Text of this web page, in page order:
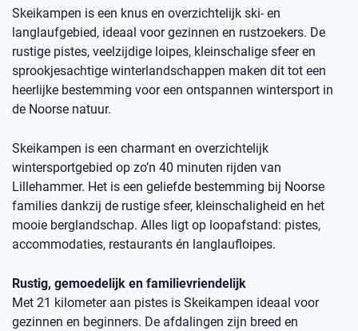
Skeikampen is een knus en overzichtelijk ski- en
langlaufgebied, ideaal voor gezinnen en rustzoekers. De
rustige pistes, veelzijdige loipes, kleinschalige sfeer en
sprookjesachtige winterlandschappen maken dit tot een
heerlijke bestemming voor een ontspannen wintersport in
de Noorse natuur.
Skeikampen is een charmant en overzichtelijk
wintersportgebied op zo’n 40 minuten rijden van
Lillehammer. Het is een geliefde bestemming bij Noorse
families dankzij de rustige sfeer, kleinschaligheid en het
mooie berglandschap. Alles ligt op loopafstand: pistes,
accommodaties, restaurants én langlaufloipes.
Rustig, gemoedelijk en familievriendelijk
Met 21 kilometer aan pistes is Skeikampen ideaal voor
gezinnen en beginners. De afdalingen zijn breed en